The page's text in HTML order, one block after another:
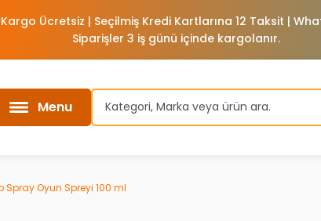
Kargo Ücretsiz | Seçilmiş Kredi Kartlarına 12 Taksit |
Siparişler 3 iş günü içinde kargolanır.
Menu
Spray Oyun Spreyi 100 ml